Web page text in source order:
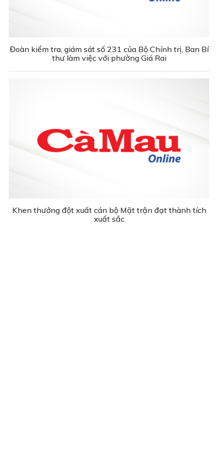
Đoàn kiểm tra, giám sát số 231 của Bộ Chính trị, Ban Bí
thư làm việc với phường Giá Rai
Khen thưởng đột xuất cán bộ Mặt trận đạt thành tích
xuất sắc